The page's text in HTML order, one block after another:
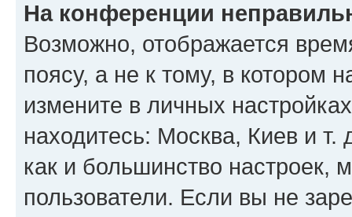
На конференции
Возможно, отображается
поясу, а не к тому, в котором
измените в личных
находитесь: Москва, Киев и т.
как и большинство настроек,
пользователи. Если вы не